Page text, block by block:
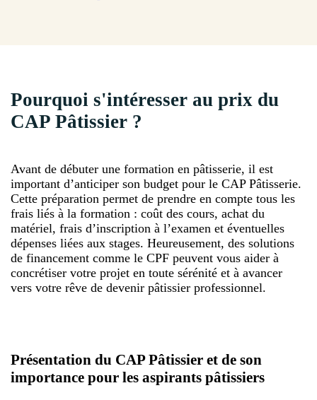
Pourquoi s'intéresser au prix du
CAP Pâtissier ?
Avant de débuter une formation en pâtisserie, il est
important d’anticiper son budget pour le CAP Pâtisserie.
Cette préparation permet de prendre en compte tous les
frais liés à la formation : coût des cours, achat du
matériel, frais d’inscription à l’examen et éventuelles
dépenses liées aux stages. Heureusement, des solutions
de financement comme le CPF peuvent vous aider à
concrétiser votre projet en toute sérénité et à avancer
vers votre rêve de devenir pâtissier professionnel.
Présentation du CAP Pâtissier et de son
importance pour les aspirants pâtissiers